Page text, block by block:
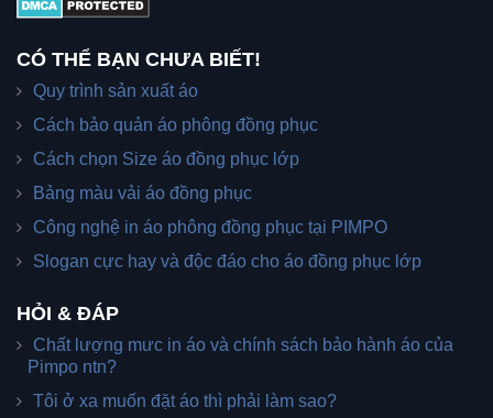
CÓ THỂ BẠN CHƯA BIẾT!
Quy trình sản xuất áo
Cách bảo quản áo phông đồng phục
Cách chọn Size áo đồng phục lớp
Bảng màu vải áo đồng phục
Công nghệ in áo phông đồng phục tại PIMPO
Slogan cực hay và độc đáo cho áo đồng phục lớp
HỎI & ĐÁP
Chất lượng mưc in áo và chính sách bảo hành áo của
Pimpo ntn?
Tôi ở xa muốn đặt áo thì phải làm sao?